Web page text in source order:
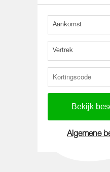
Aankomst
Vertrek
Algemene